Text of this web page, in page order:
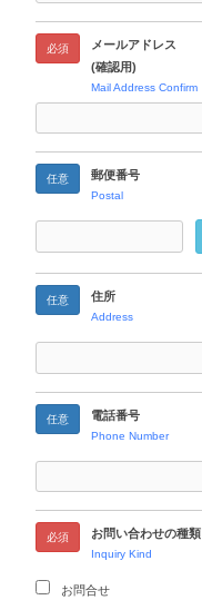
必須
メールアドレス
(確認用)
Mail Address Confirm
任意 郵便番号
Postal
任意 住所
Address
任意 電話番号
Phone Number
必須 お問い合わせの種類
Inquiry Kind
お問合せ